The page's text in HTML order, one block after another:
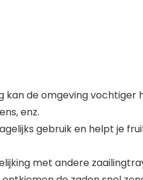
de omgeving
enz.
gebruik en helpt je
met andere